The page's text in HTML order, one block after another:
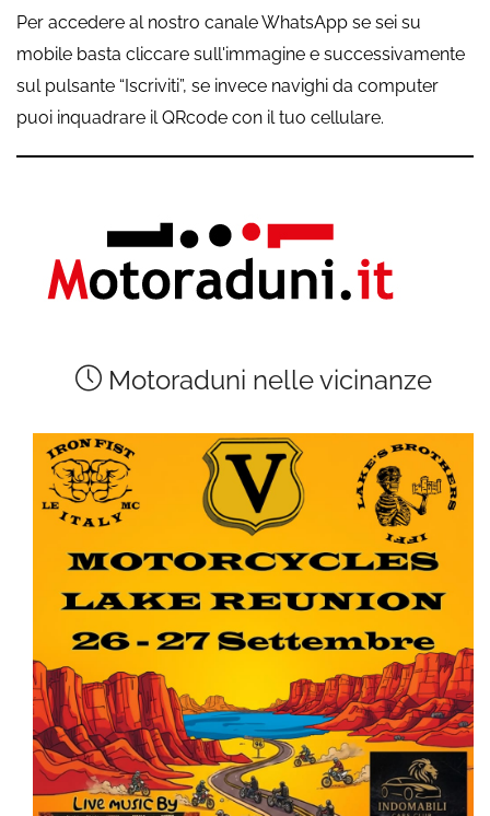
Per accedere al nostro canale WhatsApp se sei su
mobile basta cliccare sull'immagine e successivamente
sul pulsante “Iscriviti”, se invece navighi da computer
puoi inquadrare il QRcode con il tuo cellulare.
Motoraduni nelle vicinanze